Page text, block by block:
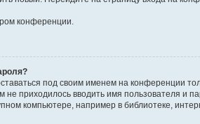
конференции.
под своим именем на конференции
не приходилось вводить имя пользователя и
компьютере, например в библиотеке,